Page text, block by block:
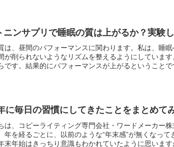
ニンサプリで睡眠の質は上がるか？実験
は、昼間のパフォーマンスに関わります。私は、睡眠
が削られないようなリズムを整えるようにしていま
です。結果的にパフォーマンスが上がるということ
に毎日の習慣にしてきたことをまとめて
は、コピーライティング専門会社・ワードメーカー
年を経るごとに、以前のような“年末感”が無くなっ
末年始はきっちり意識もわかれていたように思います